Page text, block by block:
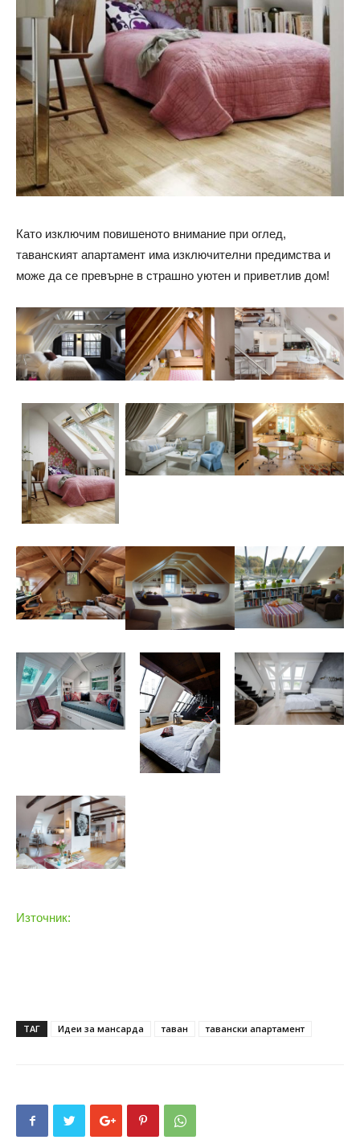
Като изключим повишеното внимание при оглед,
таванският апартамент има изключителни предимства и
може да се превърне в страшно уютен и приветлив дом!
Източник:
ТАГ Идеи за мансарда таван тавански апартамент